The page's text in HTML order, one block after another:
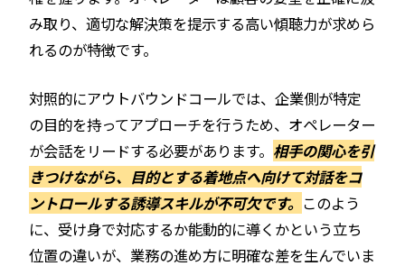
み取り、適切な解決策を提示する高い傾聴力が求めら
れるのが特徴です。
対照的にアウトバウンドコールでは、企業側が特定
の目的を持ってアプローチを行うため、オペレーター
が会話をリードする必要があります。 相手の関心を引
きつけながら、目的とする着地点へ向けて対話をコ
ントロールする誘導スキルが不可欠です。 このよう
に、受け身で対応するか能動的に導くかという立ち
位置の違いが、業務の進め方に明確な差を生んでいま